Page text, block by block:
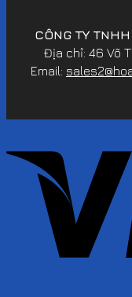
CÔNG TY
Địa chỉ: 46 Võ
Email: